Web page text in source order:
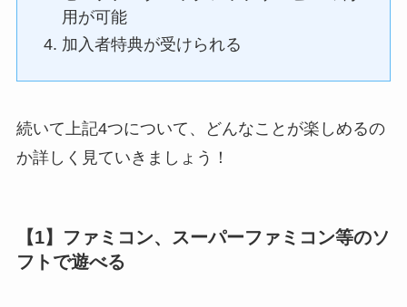
用が可能
加入者特典が受けられる
続いて上記4つについて、どんなことが楽しめるの
か詳しく見ていきましょう！
【1】ファミコン、スーパーファミコン等のソ
フトで遊べる